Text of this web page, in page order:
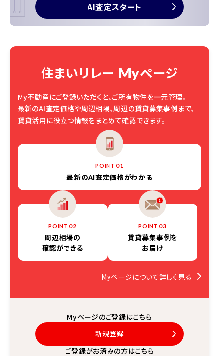
AI査定スタート
住まいリレー Myページ
My不動産にご登録いただくと、ご所有物件を一元管理。
最新のAI査定価格や周辺相場、周辺の賃貸募集事例まで、
賃貸活用に役立つ情報をまとめて確認できます。
POINT 01
最新のAI査定価格がわかる
POINT 02
周辺相場の
確認ができる
POINT 03
賃貸募集事例を
お届け
Myページについて詳しく見る
ご登録がお済みの方はこちら
Myページのご登録はこちら
新規登録